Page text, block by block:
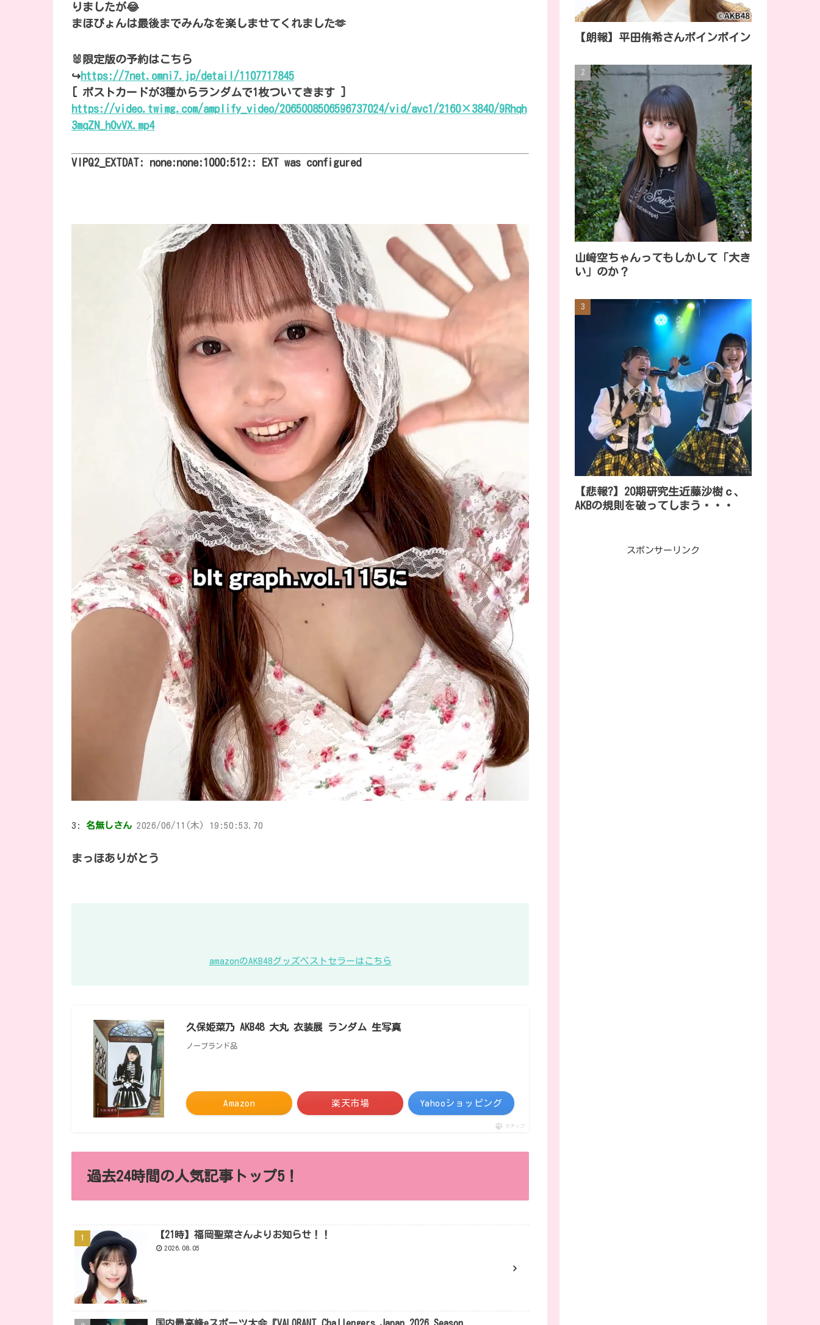
りましたが😂
まほぴょんは最後までみんなを楽しませてくれました🫶
🐰限定版の予約はこちら
↪︎https://7net.omni7.jp/detail/1107717845
[ ポストカードが3種からランダムで1枚ついてきます ]
https://video.twimg.com/amplify_video/2065008506596737024/vid/avc1/2160×3840/9Rhqh
3mqZN_h0vVX.mp4
VIPQ2_EXTDAT: none:none:1000:512:: EXT was configured
3: 名無しさん 2026/06/11(木) 19:50:53.70
まっほありがとう
amazonのAKB48グッズベストセラーはこちら
久保姫菜乃 AKB48 大丸 衣装展 ランダム 生写真
ノーブランド品
Amazon 楽天市場 Yahooショッピング
ポチップ
過去24時間の人気記事トップ5！
【21時】福岡聖菜さんよりお知らせ！！
2026.08.05
【朗報】平田侑希さんボインボイン
山﨑空ちゃんってもしかして「大き
い」のか？
【悲報?】20期研究生近藤沙樹ｃ、
AKBの規則を破ってしまう・・・
スポンサーリンク